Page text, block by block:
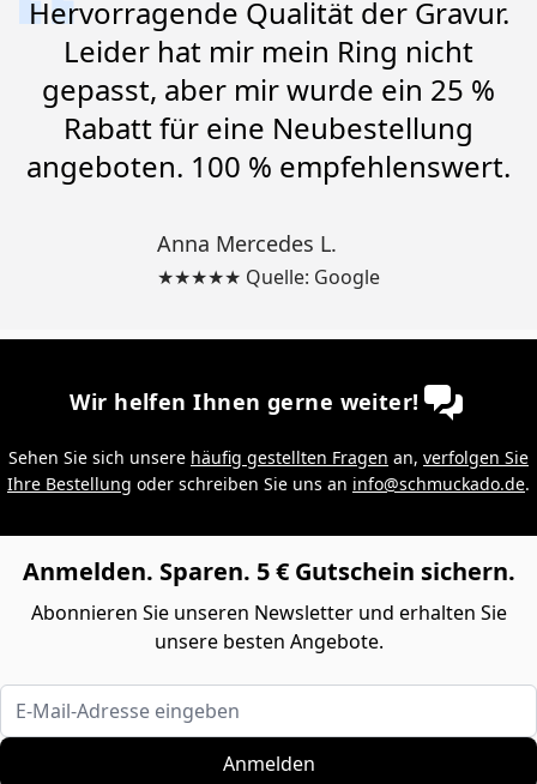
Hervorragende Qualität der Gravur.
Leider hat mir mein Ring nicht
gepasst, aber mir wurde ein 25 %
Rabatt für eine Neubestellung
angeboten. 100 % empfehlenswert.
Anna Mercedes L.
★★★★★ Quelle: Google
Wir helfen Ihnen gerne weiter!
Sehen Sie sich unsere häufig gestellten Fragen an, verfolgen Sie
Ihre Bestellung oder schreiben Sie uns an info@schmuckado.de.
Anmelden. Sparen. 5 € Gutschein sichern.
Abonnieren Sie unseren Newsletter und erhalten Sie
unsere besten Angebote.
E-Mail-Adresse eingeben
Anmelden